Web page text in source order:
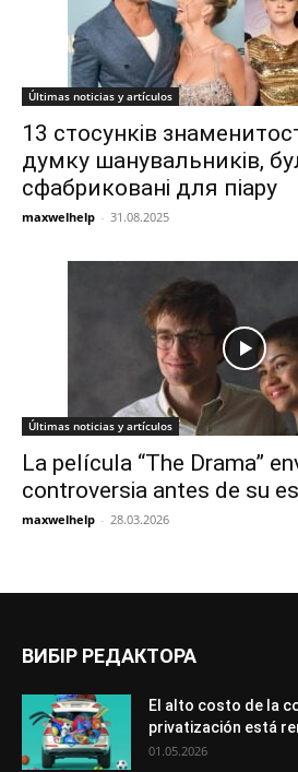
Últimas noticias y artículos
13 стосунків
думку шанувальників,
сфабриковані для піару
maxwelhelp - 31.08.2025
Últimas noticias y artículos
La película “The Drama”
controversia antes de su
maxwelhelp - 28.03.2026
ВИБІР РЕДАКТОРА
El alto costo de la
privatización está
01.05.2026